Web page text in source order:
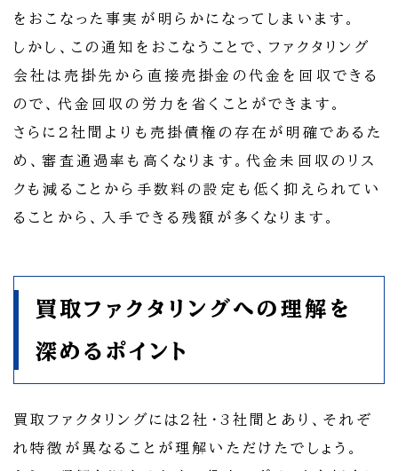
をおこなった事実が明らかになってしまいます。
しかし、この通知をおこなうことで、ファクタリング
会社は売掛先から直接売掛金の代金を回収できる
ので、代金回収の労力を省くことができます。
さらに2社間よりも売掛債権の存在が明確であるた
め、審査通過率も高くなります。代金未回収のリス
クも減ることから手数料の設定も低く抑えられてい
ることから、入手できる残額が多くなります。
買取ファクタリングへの理解を
深めるポイント
買取ファクタリングには2社・3社間とあり、それぞ
れ特徴が異なることが理解いただけたでしょう。